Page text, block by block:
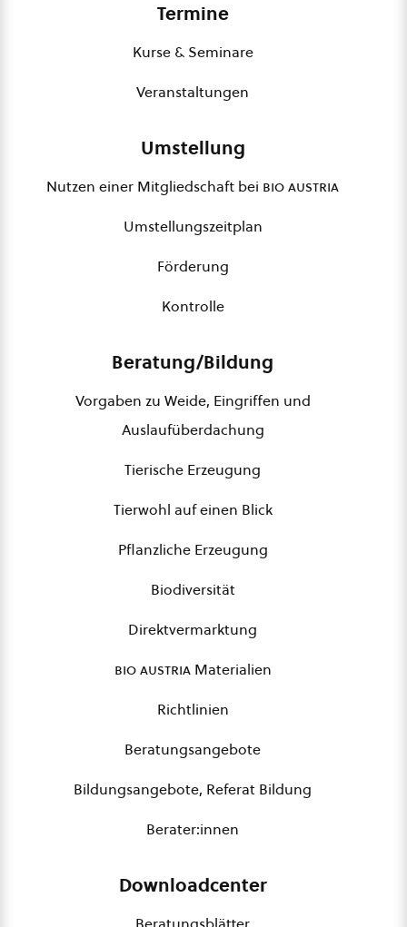
Termine
Kurse & Seminare
Veranstaltungen
Umstellung
Nutzen einer Mitgliedschaft bei bio austria
Umstellungszeitplan
Förderung
Kontrolle
Beratung/Bildung
Vorgaben zu Weide, Eingriffen und
Auslaufüberdachung
Tierische Erzeugung
Tierwohl auf einen Blick
Pflanzliche Erzeugung
Biodiversität
Direktvermarktung
bio austriaMaterialien
Richtlinien
Beratungsangebote
Bildungsangebote, Referat Bildung
Berater:innen
Downloadcenter